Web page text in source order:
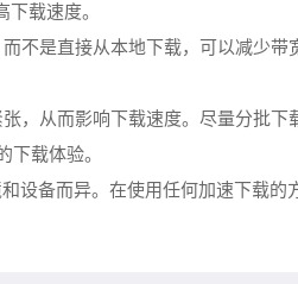
载速度。
不是直接从本地下载，可以减少带
，从而影响下载速度。尽量分批下
下载体验。
设备而异。在使用任何加速下载